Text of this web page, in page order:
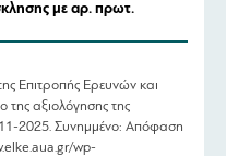
με αρ. πρωτ.
Επιτροπής Ερευνών και
της αξιολόγησης της
2025. Συνημμένο: Απόφαση
wp-